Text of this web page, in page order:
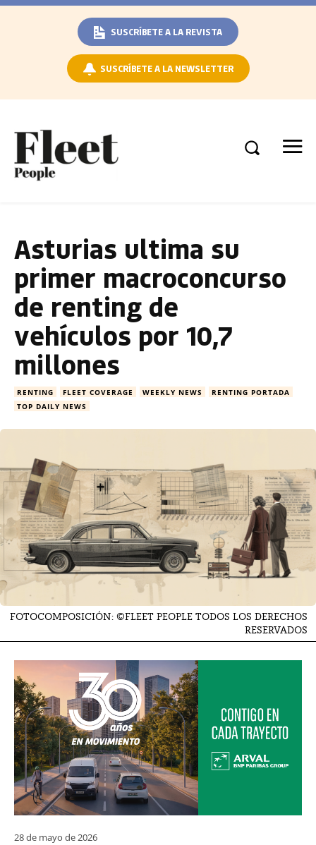
SUSCRÍBETE A LA REVISTA
SUSCRÍBETE A LA NEWSLETTER
Asturias ultima su
primer macroconcurso
de renting de
vehículos por 10,7
millones
RENTING FLEET COVERAGE WEEKLY NEWS
RENTING PORTADA
TOP DAILY NEWS
FOTOCOMPOSICIÓN: ©FLEET PEOPLE TODOS LOS DERECHOS
RESERVADOS
28 de mayo de 2026